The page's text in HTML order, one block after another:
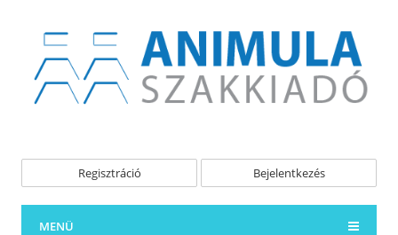
Regisztráció Bejelentkezés
MENÜ